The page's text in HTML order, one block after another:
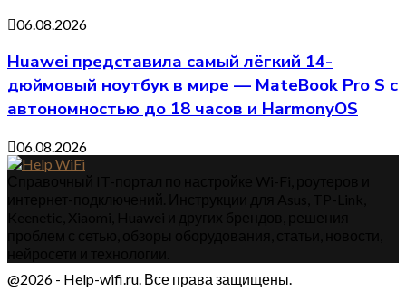
06.08.2026
Huawei представила самый лёгкий 14-
дюймовый ноутбук в мире — MateBook Pro S с
автономностью до 18 часов и HarmonyOS
06.08.2026
@2026 - Help-wifi.ru. Все права защищены.